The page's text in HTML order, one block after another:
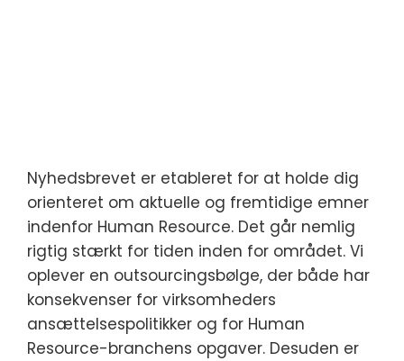
Nyhedsbrevet er etableret for at holde dig
orienteret om aktuelle og fremtidige emner
indenfor Human Resource. Det går nemlig
rigtig stærkt for tiden inden for området. Vi
oplever en outsourcingsbølge, der både har
konsekvenser for virksomheders
ansættelsespolitikker og for Human
Resource-branchens opgaver. Desuden er